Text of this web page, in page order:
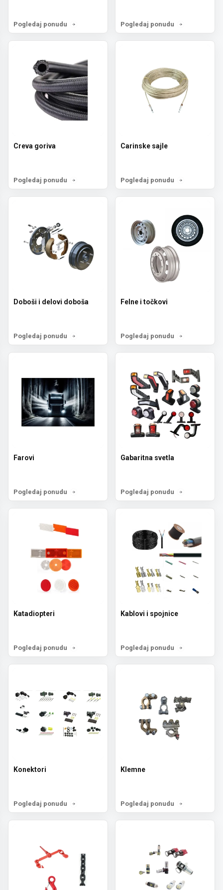
Pogledaj ponudu Pogledaj ponudu
Creva goriva
Pogledaj ponudu
Carinske sajle
Pogledaj ponudu
Doboši i delovi doboša
Pogledaj ponudu
Felne i točkovi
Pogledaj ponudu
Farovi
Pogledaj ponudu
Gabaritna svetla
Pogledaj ponudu
Katadiopteri
Pogledaj ponudu
Kablovi i spojnice
Pogledaj ponudu
Konektori
Pogledaj ponudu
Klemne
Pogledaj ponudu